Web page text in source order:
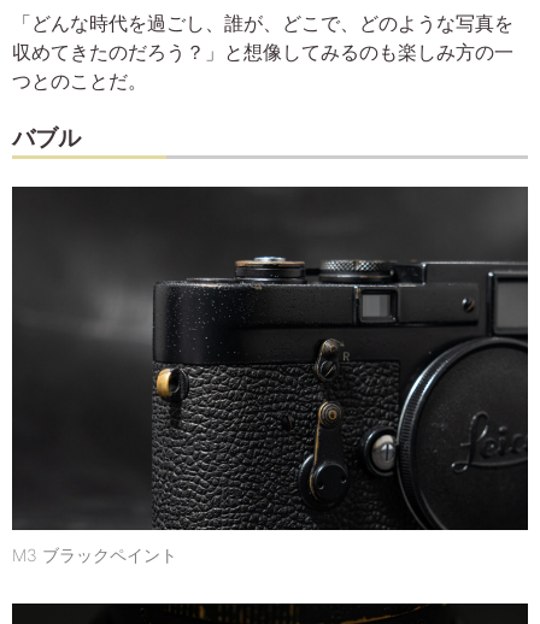
「どんな時代を過ごし、誰が、どこで、どのような写真を
収めてきたのだろう？」と想像してみるのも楽しみ方の一
つとのことだ。
バブル
M3 ブラックペイント